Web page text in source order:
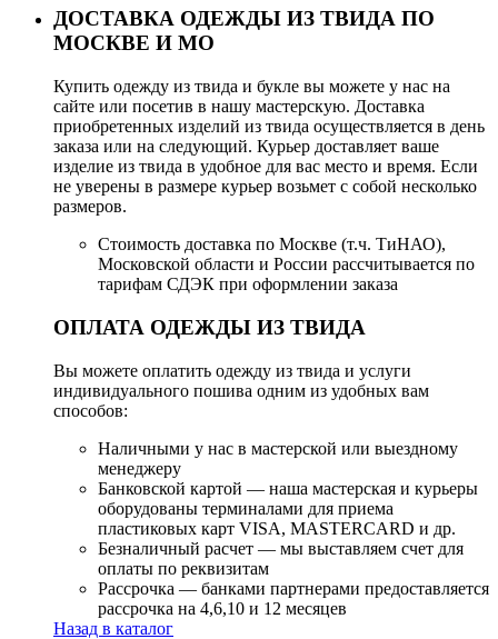
ДОСТАВКА ОДЕЖДЫ ИЗ ТВИДА ПО
МОСКВЕ И МО
Купить одежду из твида и букле вы можете у нас на
сайте или посетив в нашу мастерскую. Доставка
приобретенных изделий из твида осуществляется в день
заказа или на следующий. Курьер доставляет ваше
изделие из твида в удобное для вас место и время. Если
не уверены в размере курьер возьмет с собой несколько
размеров.
Стоимость доставка по Москве (т.ч. ТиНАО),
Московской области и России рассчитывается по
тарифам СДЭК при оформлении заказа
ОПЛАТА ОДЕЖДЫ ИЗ ТВИДА
Вы можете оплатить одежду из твида и услуги
индивидуального пошива одним из удобных вам
способов:
Наличными у нас в мастерской или выездному
менеджеру
Банковской картой — наша мастерская и курьеры
оборудованы терминалами для приема
пластиковых карт VISA, MASTERCARD и др.
Безналичный расчет — мы выставляем счет для
оплаты по реквизитам
Рассрочка — банками партнерами предоставляется
рассрочка на 4,6,10 и 12 месяцев
Назад в каталог